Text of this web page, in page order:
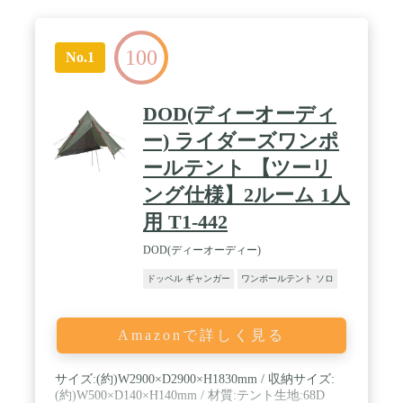
No.1 100
DOD(ディーオーディ
ー) ライダーズワンポ
ールテント 【ツーリ
ング仕様】2ルーム 1人
用 T1-442
DOD(ディーオーディー)
ドッペル ギャンガー ワンポールテント ソロ
Amazonで詳しく見る
サイズ:(約)W2900×D2900×H1830mm / 収納サイズ:
(約)W500×D140×H140mm / 材質:テント生地:68D